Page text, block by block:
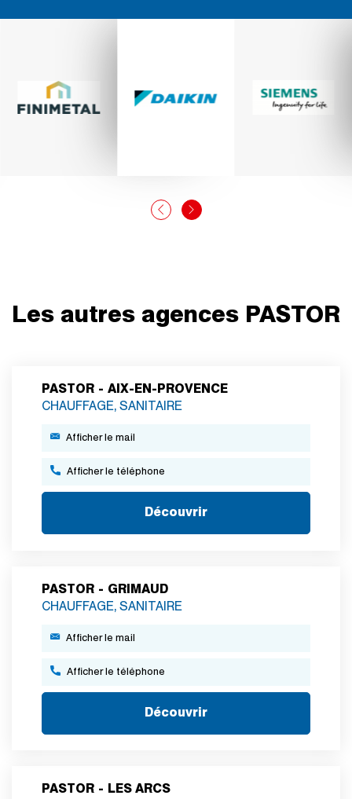
Les autres agences PASTOR
PASTOR - AIX-EN-PROVENCE
CHAUFFAGE, SANITAIRE
Afficher le mail
Afficher le téléphone
Découvrir
PASTOR - GRIMAUD
CHAUFFAGE, SANITAIRE
Afficher le mail
Afficher le téléphone
Découvrir
PASTOR - LES ARCS